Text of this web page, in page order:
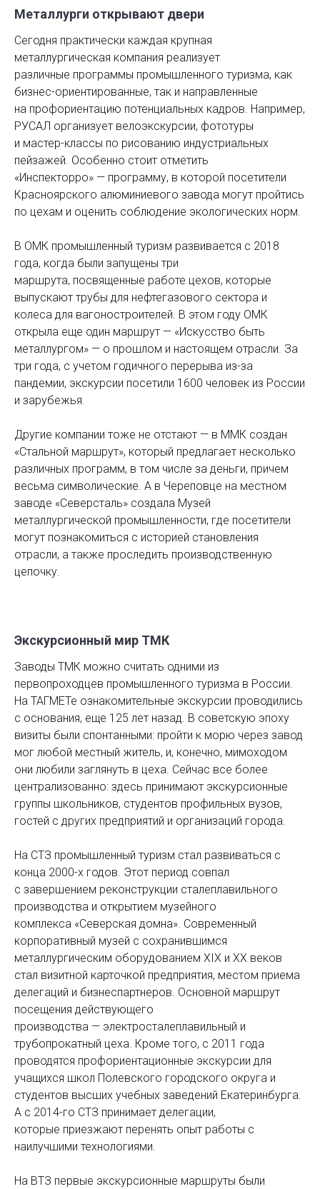
Металлурги открывают двери
Сегодня практически каждая крупная
металлургическая компания реализует
различные программы промышленного туризма, как
бизнес-ориентированные, так и направленные
на профориентацию потенциальных кадров. Например,
РУСАЛ организует велоэкскурсии, фототуры
и мастер-классы по рисованию индустриальных
пейзажей. Особенно стоит отметить
«Инспекторро» — программу, в которой посетители
Красноярского алюминиевого завода могут пройтись
по цехам и оценить соблюдение экологических норм.
В ОМК промышленный туризм развивается с 2018
года, когда были запущены три
маршрута, посвященные работе цехов, которые
выпускают трубы для нефтегазового сектора и
колеса для вагоностроителей. В этом году ОМК
открыла еще один маршрут — «Искусство быть
металлургом» — о прошлом и настоящем отрасли. За
три года, с учетом годичного перерыва из-за
пандемии, экскурсии посетили 1600 человек из России
и зарубежья.
Другие компании тоже не отстают — в ММК создан
«Стальной маршрут», который предлагает несколько
различных программ, в том числе за деньги, причем
весьма символические. А в Череповце на местном
заводе «Северсталь» создала Музей
металлургической промышленности, где посетители
могут познакомиться с историей становления
отрасли, а также проследить производственную
цепочку.
Экскурсионный мир ТМК
Заводы ТМК можно считать одними из
первопроходцев промышленного туризма в России.
На ТАГМЕТе ознакомительные экскурсии проводились
с основания, еще 125 лет назад. В советскую эпоху
визиты были спонтанными: пройти к морю через завод
мог любой местный житель, и, конечно, мимоходом
они любили заглянуть в цеха. Сейчас все более
централизованно: здесь принимают экскурсионные
группы школьников, студентов профильных вузов,
гостей с других предприятий и организаций города.
На СТЗ промышленный туризм стал развиваться с
конца 2000-х годов. Этот период совпал
с завершением реконструкции сталеплавильного
производства и открытием музейного
комплекса «Северская домна». Современный
корпоративный музей с сохранившимся
металлургическим оборудованием XIX и XX веков
стал визитной карточкой предприятия, местом приема
делегаций и бизнеспартнеров. Основной маршрут
посещения действующего
производства — электросталеплавильный и
трубопрокатный цеха. Кроме того, с 2011 года
проводятся профориентационные экскурсии для
учащихся школ Полевского городского округа и
студентов высших учебных заведений Екатеринбурга.
А с 2014-го СТЗ принимает делегации,
которые приезжают перенять опыт работы с
наилучшими технологиями.
На ВТЗ первые экскурсионные маршруты были